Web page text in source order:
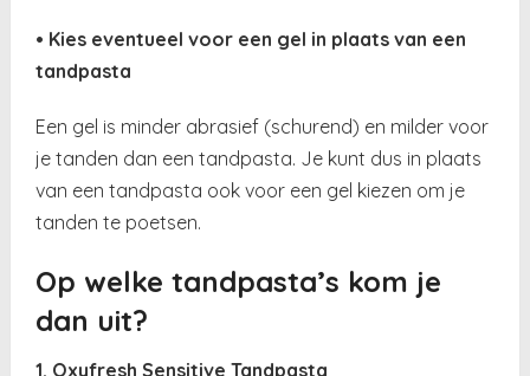
• Kies eventueel voor een gel in plaats van een
tandpasta
Een gel is minder abrasief (schurend) en milder voor
je tanden dan een tandpasta. Je kunt dus in plaats
van een tandpasta ook voor een gel kiezen om je
tanden te poetsen.
Op welke tandpasta’s kom je
dan uit?
1. Oxyfresh Sensitive Tandpasta